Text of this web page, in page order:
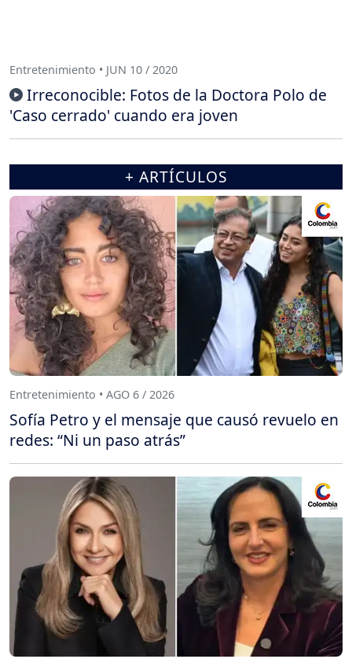
Entretenimiento • JUN 10 / 2020
Irreconocible: Fotos de la Doctora Polo de
'Caso cerrado' cuando era joven
+ ARTÍCULOS
Entretenimiento • AGO 6 / 2026
Sofía Petro y el mensaje que causó revuelo en
redes: “Ni un paso atrás”